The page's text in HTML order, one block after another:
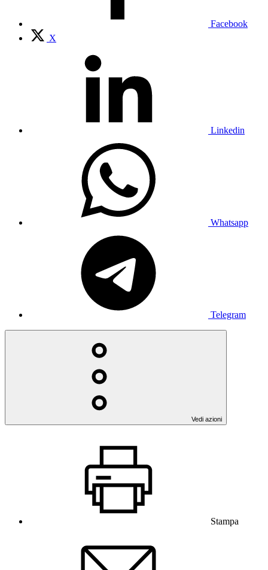
Facebook
X
Linkedin
Whatsapp
Telegram
Vedi azioni
Stampa